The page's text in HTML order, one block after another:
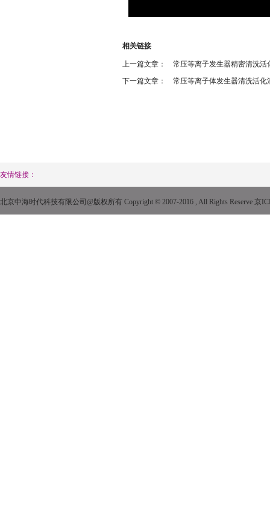
相关链接
上一篇文章：
常压等离子发生器精密清洗活
下一篇文章：
常压等离子体发生器清洗活化
友情链接：
北京中海时代科技有限公司@版权所有 Copyright © 2007-2016 , All Rights Reserve 京